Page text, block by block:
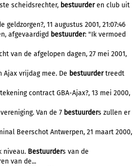
scheidsrechter, bestuurderen club uit
geldzorgen?, 11 augustus 2001, 21:07:46
afgevaardigd bestuurder: "Ik vermoed
van de afgelopen dagen, 27 mei 2001,
Ajax vrijdag mee. De bestuurdertreedt
contract GBA-Ajax?, 13 mei 2000,
Van de 7 bestuurders zullen er
Beerschot Antwerpen, 21 maart 2000,
niveau. Bestuurders van de
van de...